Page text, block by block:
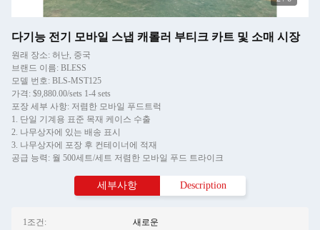
다기능 전기 모바일 스냅 캐롤러 부티크 카트 및 소매 시장
원래 장소: 허난, 중국
브랜드 이름: BLESS
모델 번호: BLS-MST125
가격: $9,880.00/sets 1-4 sets
포장 세부 사항: 저렴한 모바일 푸드트럭
1. 단일 기계용 표준 목재 케이스 수출
2. 나무상자에 있는 배송 표시
3. 나무상자에 포장 후 컨테이너에 적재
공급 능력: 월 500세트/세트 저렴한 모바일 푸드 트라이크
세부사항 Description
1조건: 새로운